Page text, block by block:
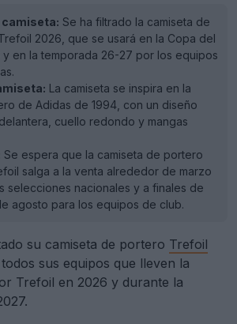
camiseta: Se ha filtrado la camiseta de
2026, que se usará en la Copa del
en la temporada 26-27 por los equipos
La camiseta se inspira en la
de Adidas de 1994, con un diseño
cuello redondo y mangas
Se espera que la camiseta de portero
salga a la venta alrededor de marzo
selecciones nacionales y a finales de
agosto para los equipos de club.
su camiseta de portero Trefoil
sus equipos que lleven la
Trefoil en 2026 y durante la